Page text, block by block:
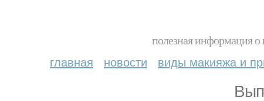
полезная информация о
главная новости виды макияжа и